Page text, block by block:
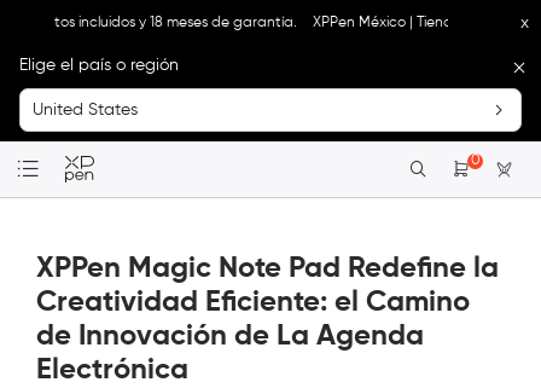
incluidos y 18 meses de garantía. XPPen México | Tienda Oficial: Envío x
Elige el país o región
United States
0
XPPen Magic Note Pad Redefine la
Creatividad Eficiente: el Camino
de Innovación de La Agenda
Electrónica